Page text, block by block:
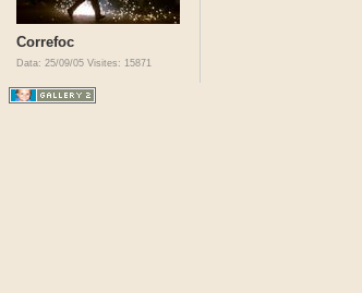
Correfoc
Data: 25/09/05 Visites: 15871